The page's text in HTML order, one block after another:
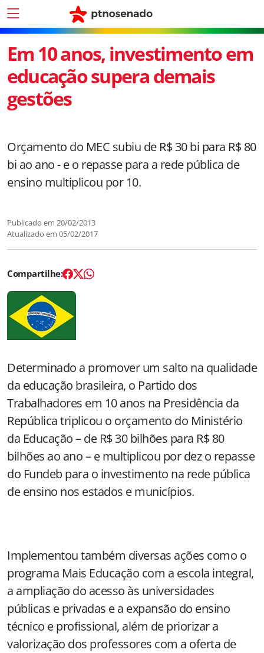
Em 10 anos, investimento em
educação supera demais
gestões
Orçamento do MEC subiu de R$ 30 bi para R$ 80
bi ao ano - e o repasse para a rede pública de
ensino multiplicou por 10.
Publicado em 20/02/2013
Atualizado em 05/02/2017
Determinado a promover um salto na qualidade
da educação brasileira, o Partido dos
Trabalhadores em 10 anos na Presidência da
República triplicou o orçamento do Ministério
da Educação – de R$ 30 bilhões para R$ 80
bilhões ao ano – e multiplicou por dez o repasse
do Fundeb para o investimento na rede pública
de ensino nos estados e municípios.
Implementou também diversas ações como o
programa Mais Educação com a escola integral,
a ampliação do acesso às universidades
públicas e privadas e a expansão do ensino
técnico e profissional, além de priorizar a
valorização dos professores com a oferta de